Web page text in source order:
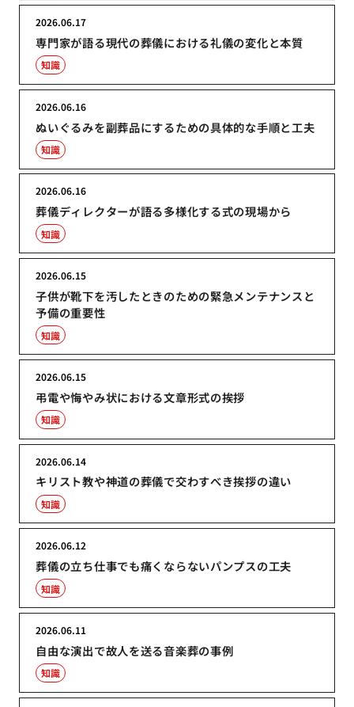
専門家が語る現代の葬儀における礼儀の変化と本質
2026.06.17
知識
ぬいぐるみを副葬品にするための具体的な手順と工夫
2026.06.16
知識
葬儀ディレクターが語る多様化する式の現場から
2026.06.16
知識
子供が靴下を汚したときのための緊急メンテナンスと
予備の重要性
2026.06.15
知識
弔電や悔やみ状における文章形式の挨拶
2026.06.15
知識
キリスト教や神道の葬儀で交わすべき挨拶の違い
2026.06.14
知識
葬儀の立ち仕事でも痛くならないパンプスの工夫
2026.06.12
知識
自由な演出で故人を送る音楽葬の事例
2026.06.11
知識